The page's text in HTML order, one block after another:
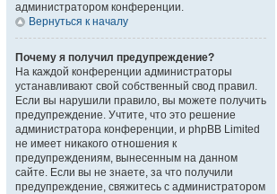
администратором конференции.
Вернуться к началу
Почему я получил предупреждение?
На каждой конференции администраторы
устанавливают свой собственный свод правил.
Если вы нарушили правило, вы можете получить
предупреждение. Учтите, что это решение
администратора конференции, и phpBB Limited
не имеет никакого отношения к
предупреждениям, вынесенным на данном
сайте. Если вы не знаете, за что получили
предупреждение, свяжитесь с администратором